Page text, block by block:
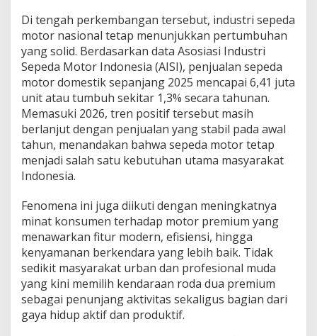
t
i
f
Di tengah perkembangan tersebut, industri sepeda
motor nasional tetap menunjukkan pertumbuhan
yang solid. Berdasarkan data Asosiasi Industri
Sepeda Motor Indonesia (AISI), penjualan sepeda
motor domestik sepanjang 2025 mencapai 6,41 juta
unit atau tumbuh sekitar 1,3% secara tahunan.
Memasuki 2026, tren positif tersebut masih
berlanjut dengan penjualan yang stabil pada awal
tahun, menandakan bahwa sepeda motor tetap
menjadi salah satu kebutuhan utama masyarakat
Indonesia.
Fenomena ini juga diikuti dengan meningkatnya
minat konsumen terhadap motor premium yang
menawarkan fitur modern, efisiensi, hingga
kenyamanan berkendara yang lebih baik. Tidak
sedikit masyarakat urban dan profesional muda
yang kini memilih kendaraan roda dua premium
sebagai penunjang aktivitas sekaligus bagian dari
gaya hidup aktif dan produktif.